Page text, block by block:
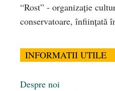
“Rost” - organizaţie
conservatoare, înfiinţată
INFORMATII UTILE
Despre noi